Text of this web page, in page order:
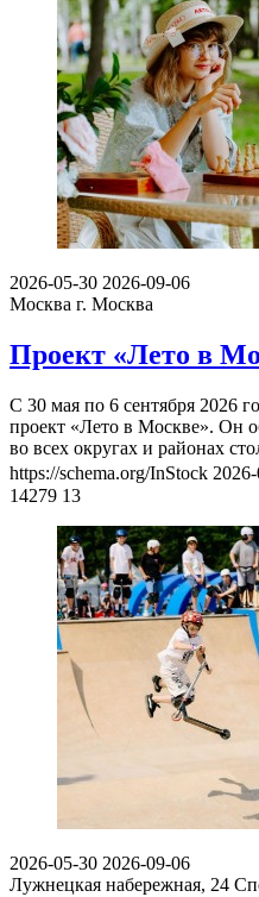
2026-05-30 2026-09-06
Москва г. Москва
Проект «Лето в
С 30 мая по 6 сентября 2026
проект «Лето в Москве». Он
во всех округах и районах
https://schema.org/InStock
14279 13
2026-05-30 2026-09-06
Лужнецкая набережная, 24